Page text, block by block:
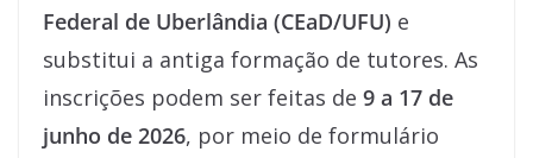
Federal de Uberlândia (CEaD/UFU) e
substitui a antiga formação de tutores. As
inscrições podem ser feitas de 9 a 17 de
junho de 2026, por meio de formulário